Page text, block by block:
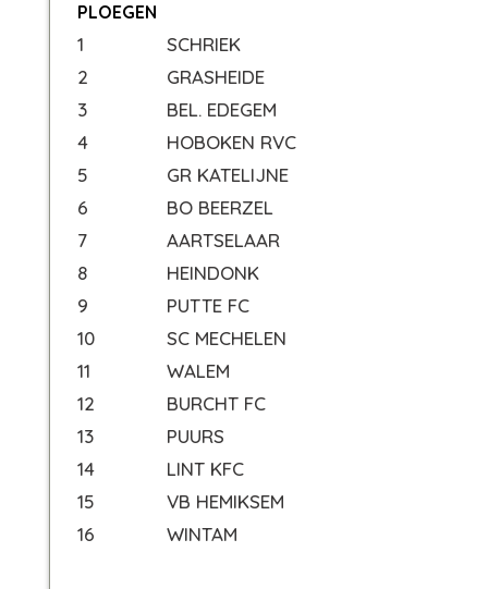
PLOEGEN
1
SCHRIEK
2
GRASHEIDE
3
BEL. EDEGEM
4
HOBOKEN RVC
5
GR KATELIJNE
6
BO BEERZEL
7
AARTSELAAR
8
HEINDONK
9
PUTTE FC
10
SC MECHELEN
11
WALEM
12
BURCHT FC
13
PUURS
14
LINT KFC
15
VB HEMIKSEM
16
WINTAM